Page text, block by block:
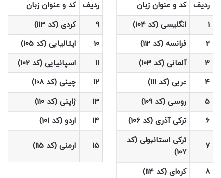
ردیف کد و عنوان زبان ردیف
کد و عنوان زبان
1
انگلیسی (کد 104) 9
کردی (کد 113)
2
فرانسه (کد 112) 10
ایتالیایی (کد 105)
3
آلمانی (کد 103) 11
اسپانیایی (کد 102)
4
عربی (کد 111) 12
چینی (کد 108)
5
روسی (کد 109) 13
ژاپنی (کد 110)
6
ترکی آذری (کد 106) 14 اردو (کد 101)
7
ترکی استانبولی (کد
107)
15 ارمنی (کد 115)
8 کره‌ای (کد 114)